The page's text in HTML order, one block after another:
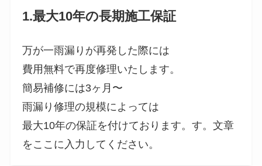
1.最大10年の長期施工保証
万が一雨漏りが再発した際には
費用無料で再度修理いたします。
簡易補修には3ヶ月〜
雨漏り修理の規模によっては
最大10年の保証を付けております。す。文章
をここに入力してください。